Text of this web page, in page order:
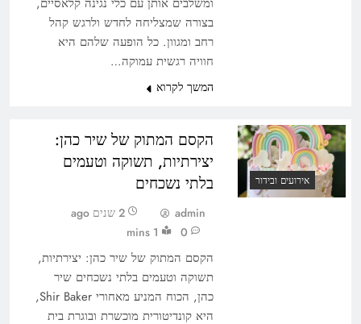
בצורה שמצליחה לחדש ולרגש קהל
רחב ומגוון. כל הופעה שלהם היא
חוויה רגשית עמוקה…
המשך לקרוא
אירועים ובידור
הקסם המתוק של שיר כהן:
יצירתיות, תשוקה וטעמים
בלתי נשכחים
admin
2 שנים ago
0
1 mins
הקסם המתוק של שיר כהן: יצירתיות,
תשוקה וטעמים בלתי נשכחים שיר
כהן, הכוח המניע מאחורי Shir Baker,
היא קונדיטורית מוכשרת ובוגרת בית